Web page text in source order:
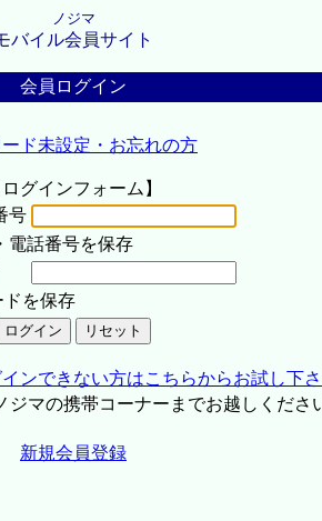
ノジマ
バイル会員サイト
会員ログイン
ド未設定・お忘れの方
ログインフォーム】
号
電話番号を保存
を保存
ンできない方はこちらからお試し下
マの携帯コーナーまでお越しくださ
新規会員登録